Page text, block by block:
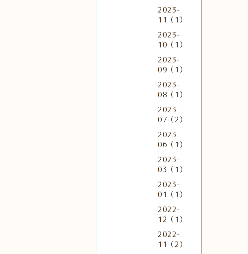
2023-
11（1）
2023-
10（1）
2023-
09（1）
2023-
08（1）
2023-
07（2）
2023-
06（1）
2023-
03（1）
2023-
01（1）
2022-
12（1）
2022-
11（2）